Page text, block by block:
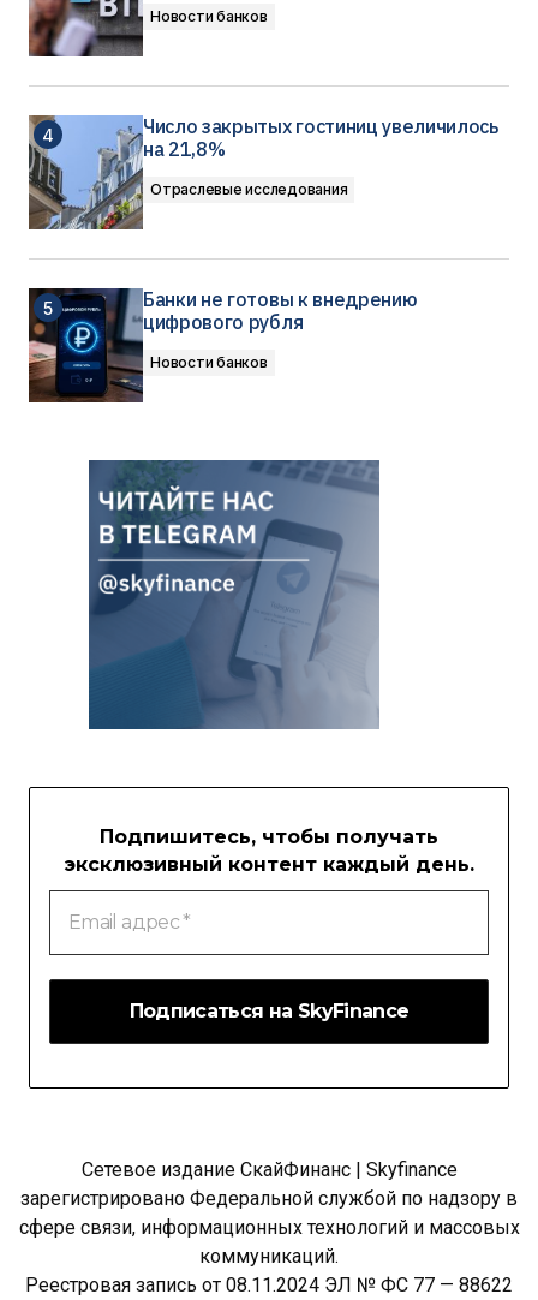
Новости банков
Число закрытых гостиниц увеличилось
на 21,8%
Отраслевые исследования
Банки не готовы к внедрению
цифрового рубля
Новости банков
Подпишитесь, чтобы получать
эксклюзивный контент каждый день.
Email
адрес
Сетевое издание СкайФинанс | Skyfinance
зарегистрировано Федеральной службой по надзору в
сфере связи, информационных технологий и массовых
коммуникаций.
Реестровая запись от 08.11.2024 ЭЛ № ФС 77 — 88622